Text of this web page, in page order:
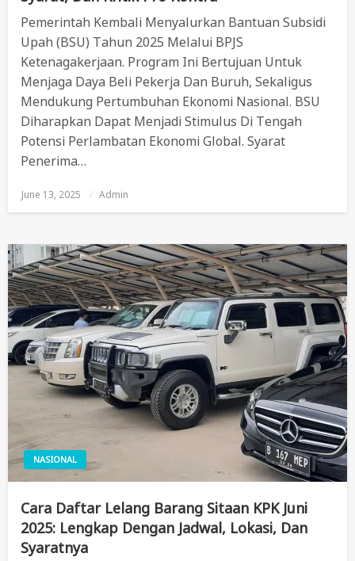
Pemerintah Kembali Menyalurkan Bantuan Subsidi
Upah (BSU) Tahun 2025 Melalui BPJS
Ketenagakerjaan. Program Ini Bertujuan Untuk
Menjaga Daya Beli Pekerja Dan Buruh, Sekaligus
Mendukung Pertumbuhan Ekonomi Nasional. BSU
Diharapkan Dapat Menjadi Stimulus Di Tengah
Potensi Perlambatan Ekonomi Global. Syarat
Penerima…
Posted
June 13, 2025 Admin
NASIONAL
Cara Daftar Lelang Barang Sitaan KPK Juni
2025: Lengkap Dengan Jadwal, Lokasi, Dan
Syaratnya